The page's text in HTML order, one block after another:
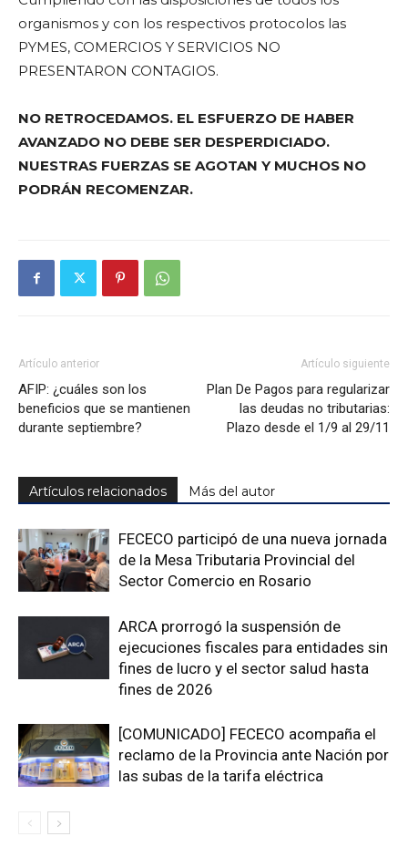
organismos y con los respectivos protocolos las
PYMES, COMERCIOS Y SERVICIOS NO
PRESENTARON CONTAGIOS.
NO RETROCEDAMOS. EL ESFUERZO DE HABER
AVANZADO NO DEBE SER DESPERDICIADO.
NUESTRAS FUERZAS SE AGOTAN Y MUCHOS NO
PODRÁN RECOMENZAR.
Artículo anterior
AFIP: ¿cuáles son los
beneficios que se mantienen
durante septiembre?
Artículo siguiente
Plan De Pagos para regularizar
las deudas no tributarias:
Plazo desde el 1/9 al 29/11
Artículos relacionados Más del autor
FECECO participó de una nueva jornada
de la Mesa Tributaria Provincial del
Sector Comercio en Rosario
ARCA prorrogó la suspensión de
ejecuciones fiscales para entidades sin
fines de lucro y el sector salud hasta
fines de 2026
[COMUNICADO] FECECO acompaña el
reclamo de la Provincia ante Nación por
las subas de la tarifa eléctrica